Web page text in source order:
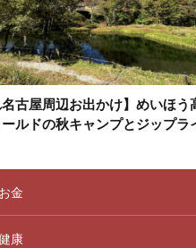
名古屋周辺お出かけ】めいほう
ルドの秋キャンプとジップラ
金
康